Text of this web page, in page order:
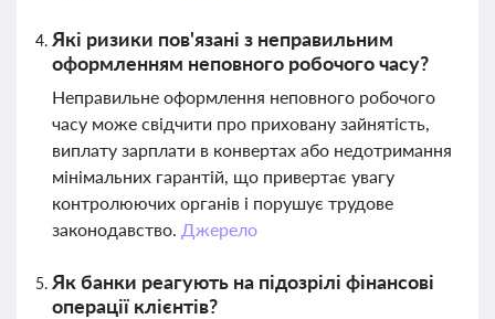
Які ризики пов'язані з неправильним
оформленням неповного робочого часу?
Неправильне оформлення неповного робочого
часу може свідчити про приховану зайнятість,
виплату зарплати в конвертах або недотримання
мінімальних гарантій, що привертає увагу
контролюючих органів і порушує трудове
законодавство. Джерело
Як банки реагують на підозрілі фінансові
операції клієнтів?